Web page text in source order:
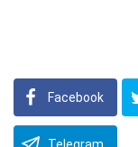
Facebook